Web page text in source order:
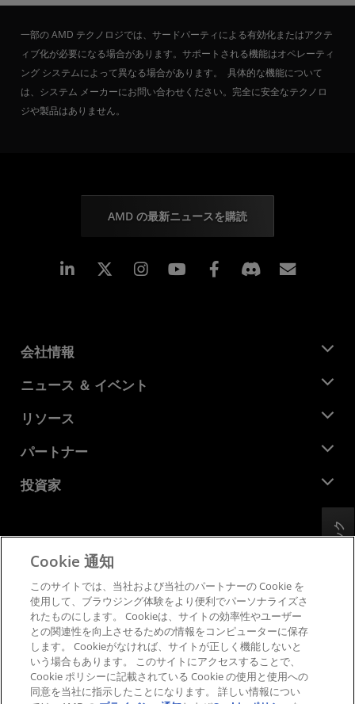
一部の AMD テクノロジでは、サードパーティによる有効化またはアクテ
ィブ化が必要になる場合があります。サポートされる機能はオペレーティ
ング システムによって異なる場合があります。 具体的な機能について
は、システム メーカーにお問い合わせください。完全に安全なテクノロ
ジや製品はありません。
AMD の最新ニュースを購読
Linkedin Instagram Facebook
会社情報
AMD について
企業責任
キャリア
お問い合わせ
ニュース ＆ イベント
ニュースルーム
メディア ライブラリ
リソース
デベロッパー セントラル
ケース スタディ
パートナー
AMD パートナー ハブ
投資家
財務情報
取締役会
ガバナンス報告書
SEC 提出書類
プライバシー
商標
サプライ チェーンの透明性
公正でオープンな競争
英国税務戦略
Cookie ポリシー
Cookie の設定
フィードバック
Cookie 通知
このサイトでは、当社および当社のパートナーの Cookie を
使用して、ブラウジング体験をより便利でパーソナライズさ
れたものにします。 Cookieは、サイトの効率性やユーザー
との関連性を向上させるための情報をコンピューターに保存
します。 Cookieがなければ、サイトが正しく機能しないと
いう場合もあります。 このサイトにアクセスすることで、
Cookie ポリシーに記載されている Cookie の使用と使用への
同意を当社に指示したことになります。 詳しい情報につい